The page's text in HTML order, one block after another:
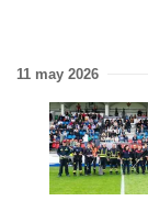
11 may 2026